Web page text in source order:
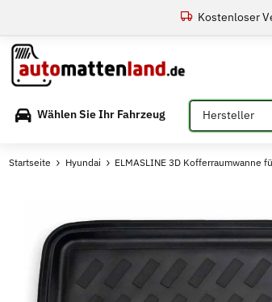
Kostenloser
Wählen Sie Ihr Fahrzeug Bitte auswählen
Startseite Hyundai ELMASLINE 3D Kofferraumwanne